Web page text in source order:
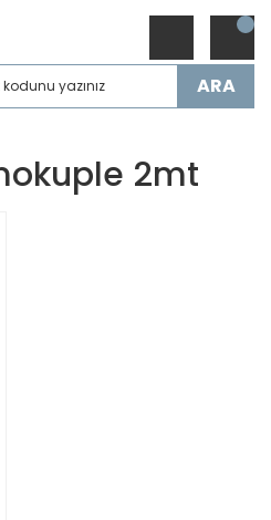
ARA
2mt